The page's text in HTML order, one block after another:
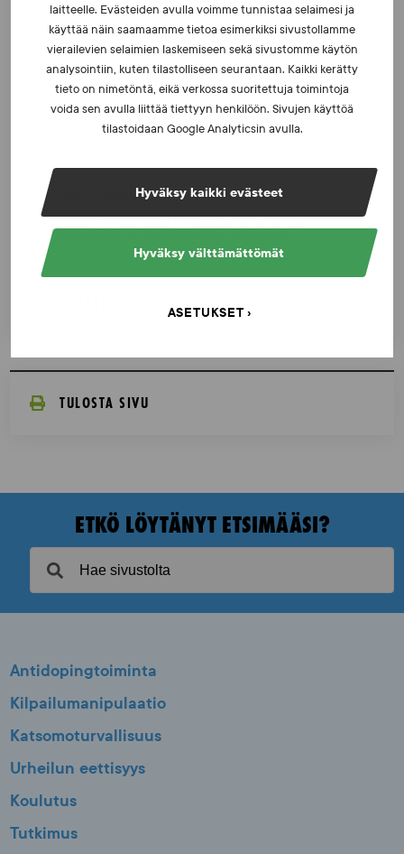
laitteelle. Evästeiden avulla voimme tunnistaa selaimesi ja
käyttää näin saamaamme tietoa esimerkiksi sivustollamme
vierailevien selaimien laskemiseen sekä sivustomme käytön
analysointiin, kuten tilastolliseen seurantaan. Kaikki kerätty
tieto on nimetöntä, eikä verkossa suoritettuja toimintoja
voida sen avulla liittää tiettyyn henkilöön. Sivujen käyttöä
tilastoidaan Google Analyticsin avulla.
Hyväksy kaikki evästeet
Hyväksy välttämättömät
ASETUKSET
UUTISET - 5.8.2026
Iljukov SUEKin lääketieteelliseksi asiantuntijaksi
UUTISET - 16.7.2026
Dopingrikkomuspäätösten julkistaminen: kysymyksiä
ja vastauksia EUT:n ratkaisusta
UUTISET - 30.6.2026
SUEKin sivuilla uusi blogisarja urheilun ja
väkivaltaisten alakulttuurien suhteesta
KATSO AJANKOHTAISET
TULOSTA SIVU
ETKÖ LÖYTÄNYT ETSIMÄÄSI?
Antidopingtoiminta
Kilpailumanipulaatio
Katsomoturvallisuus
Urheilun eettisyys
Koulutus
Tutkimus